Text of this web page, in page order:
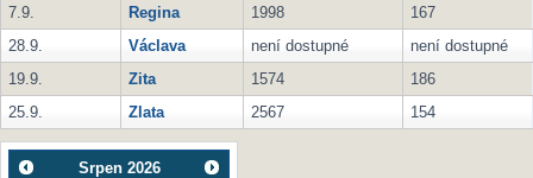
7.9.
Regina 1998
167
28.9.
Václava není dostupné
není dostupné
19.9.
Zita 1574
186
25.9.
Zlata 2567 154
Srpen 2026